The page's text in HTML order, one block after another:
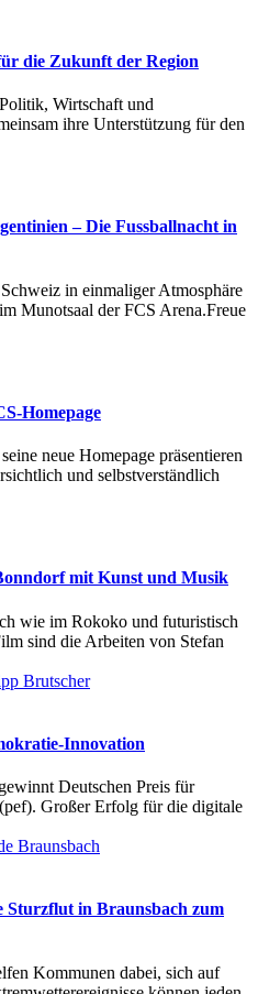
die Zukunft der Region
Wirtschaft und
ihre Unterstützung für den
– Die Fussballnacht in
in einmaliger Atmosphäre
Munotsaal der FCS Arena.Freue
Homepage
neue Homepage präsentieren
und selbstverständlich
mit Kunst und Musik
wie im Rokoko und futuristisch
sind die Arbeiten von Stefan
Innovation
Deutschen Preis für
Großer Erfolg für die digitale
Sturzflut in Braunsbach zum
Kommunen dabei, sich auf